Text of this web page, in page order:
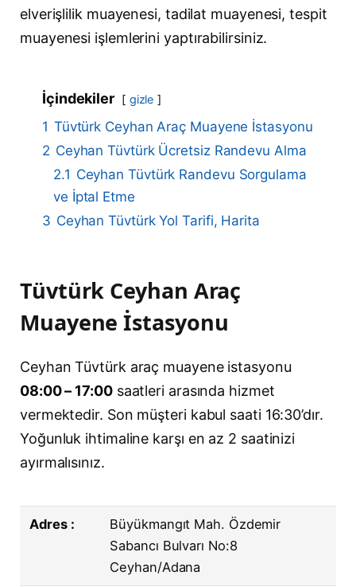
elverişlilik muayenesi, tadilat muayenesi, tespit
muayenesi işlemlerini yaptırabilirsiniz.
İçindekiler gizle
1 Tüvtürk Ceyhan Araç Muayene İstasyonu
2 Ceyhan Tüvtürk Ücretsiz Randevu Alma
2.1 Ceyhan Tüvtürk Randevu Sorgulama
ve İptal Etme
3 Ceyhan Tüvtürk Yol Tarifi, Harita
Tüvtürk Ceyhan Araç
Muayene İstasyonu
Ceyhan Tüvtürk araç muayene istasyonu
08:00 – 17:00saatleri arasında hizmet
vermektedir. Son müşteri kabul saati 16:30’dır.
Yoğunluk ihtimaline karşı en az 2 saatinizi
ayırmalısınız.
Adres :
Büyükmangıt Mah. Özdemir
Sabancı Bulvarı No:8
Ceyhan/Adana